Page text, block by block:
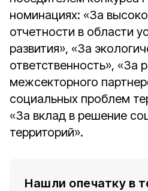
номинациях: «За
отчетности в области
развития», «За
ответственность», «За
межсекторного
социальных проблем
«За вклад в решение
территорий».
Нашли опечатку в